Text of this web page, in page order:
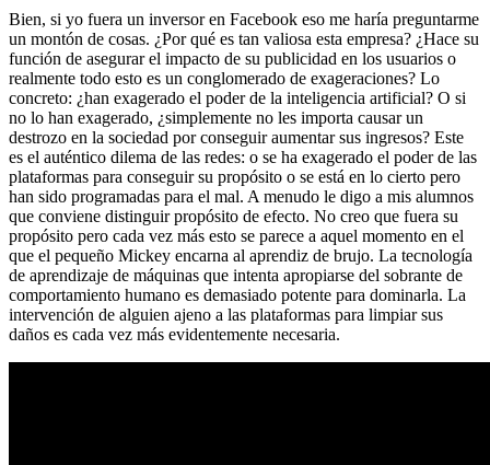
Bien, si yo fuera un inversor en Facebook eso me haría preguntarme
un montón de cosas. ¿Por qué es tan valiosa esta empresa? ¿Hace su
función de asegurar el impacto de su publicidad en los usuarios o
realmente todo esto es un conglomerado de exageraciones? Lo
concreto: ¿han exagerado el poder de la inteligencia artificial? O si
no lo han exagerado, ¿simplemente no les importa causar un
destrozo en la sociedad por conseguir aumentar sus ingresos? Este
es el auténtico dilema de las redes: o se ha exagerado el poder de las
plataformas para conseguir su propósito o se está en lo cierto pero
han sido programadas para el mal. A menudo le digo a mis alumnos
que conviene distinguir propósito de efecto. No creo que fuera su
propósito pero cada vez más esto se parece a aquel momento en el
que el pequeño Mickey encarna al aprendiz de brujo. La tecnología
de aprendizaje de máquinas que intenta apropiarse del sobrante de
comportamiento humano es demasiado potente para dominarla. La
intervención de alguien ajeno a las plataformas para limpiar sus
daños es cada vez más evidentemente necesaria.